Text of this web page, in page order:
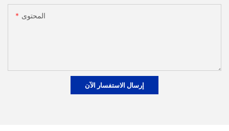
المحتوى
إرسال الاستفسار الآن